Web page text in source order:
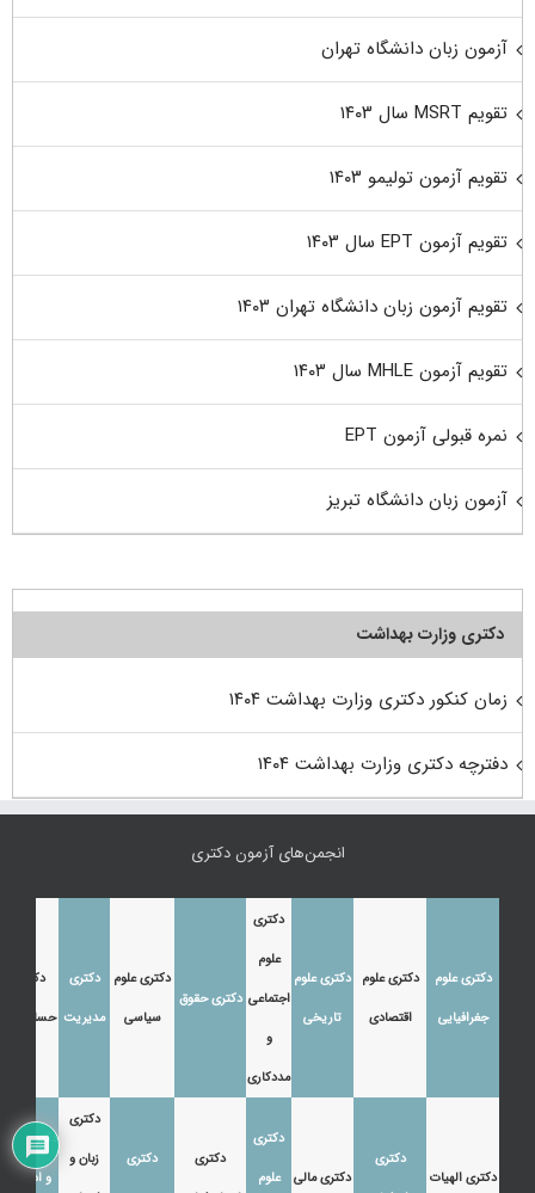
آزمون زبان دانشگاه تهران
تقویم MSRT سال ۱۴۰۳
تقویم آزمون تولیمو ۱۴۰۳
تقویم آزمون EPT سال ۱۴۰۳
تقویم آزمون زبان دانشگاه تهران ۱۴۰۳
تقویم آزمون MHLE سال ۱۴۰۳
نمره قبولی آزمون EPT
آزمون زبان دانشگاه تبریز
دکتری وزارت بهداشت
زمان کنکور دکتری وزارت بهداشت ۱۴۰۴
دفترچه دکتری وزارت بهداشت ۱۴۰۴
انجمن‌های آزمون دکتری
دکتری علوم
جغرافیایی
دکتری علوم
اقتصادی
دکتری علوم
تاریخی
دکتری
علوم
اجتماعی
و
مددکاری
دکتری حقوق
دکتری علوم
سیاسی
دکتری
مدیریت
دکتری
حسابداری
دکتری الهیات
دکتری
دکتری مالی
دکتری
علوم
دکتری
دکتری
دکتری
زبان و
دکتری زبان
و ادبیات